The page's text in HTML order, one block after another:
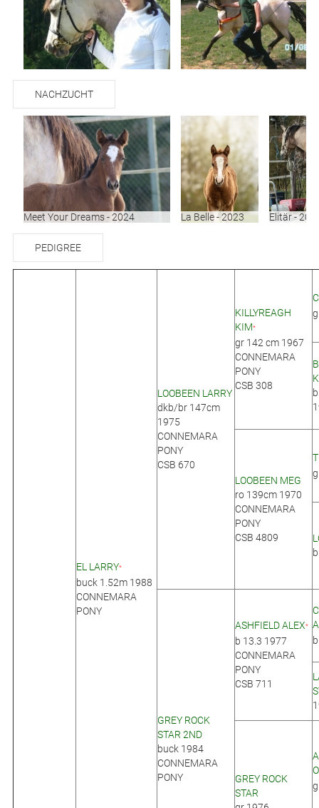
NACHZUCHT
Meet Your Dreams - 2024 La Belle - 2023 Elitär -
PEDIGREE
EL LARRY*
buck 1.52m 1988
CONNEMARA
PONY
LOOBEEN LARRY
dkb/br 147cm
1975
CONNEMARA
PONY
CSB 670
KILLYREAGH
KIM*
gr 142 cm 1967
CONNEMARA
PONY
CSB 308
LOOBEEN MEG
ro 139cm 1970
CONNEMARA
PONY
CSB 4809
GREY ROCK
STAR 2ND
buck 1984
CONNEMARA
PONY
ASHFIELD ALEX*
b 13.3 1977
CONNEMARA
PONY
CSB 711
GREY ROCK
STAR